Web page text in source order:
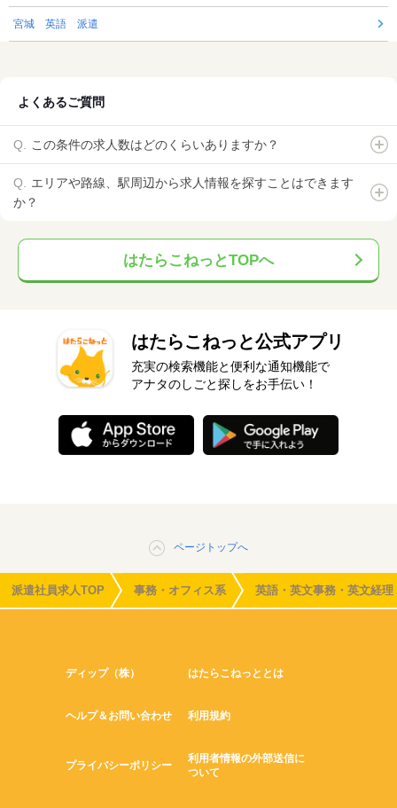
宮城 英語 派遣
よくあるご質問
この条件の求人数はどのくらいありますか？
エリアや路線、駅周辺から求人情報を探すことはできます
か？
はたらこねっとTOPへ
はたらこねっと公式アプリ
充実の検索機能と便利な通知機能で
アナタのしごと探しをお手伝い！
ページトップへ
派遣社員求人TOP 事務・オフィス系 英語・英文事務・英文経理
ディップ（株） はたらこねっととは
ヘルプ＆お問い合わせ 利用規約
プライバシーポリシー
利用者情報の外部送信に
ついて